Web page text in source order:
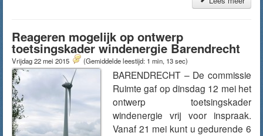
Reageren mogelijk op ontwerp
toetsingskader windenergie Barendrecht
Vrijdag 22 mei 2015 (Gemiddelde leestijd: 1 min, 13 sec)
BARENDRECHT – De commissie
Ruimte gaf op dinsdag 12 mei het
ontwerp toetsingskader
windenergie vrij voor inspraak.
Vanaf 21 mei kunt u gedurende 6